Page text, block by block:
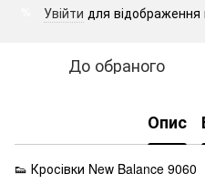
Увійти для відображення
До обраного
Опис
👟 Кросівки New Balance 9060